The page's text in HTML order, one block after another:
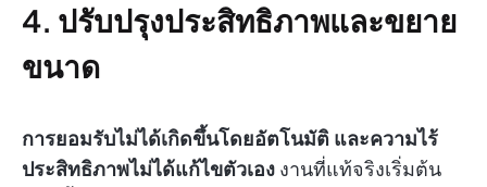
4. ปรับปรุงประสิทธิภาพและขยาย
ขนาด
การยอมรับไม่ได้เกิดขึ้นโดยอัตโนมัติ และความไร้
ประสิทธิภาพไม่ได้แก้ไขตัวเอง งานที่แท้จริงเริ่มต้น